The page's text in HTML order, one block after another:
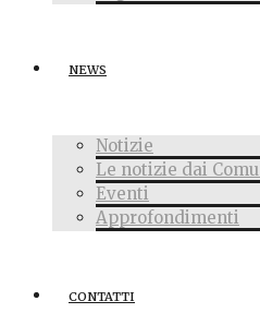
NEWS
Notizie
Le notizie dai
Eventi
Approfondimenti
CONTATTI